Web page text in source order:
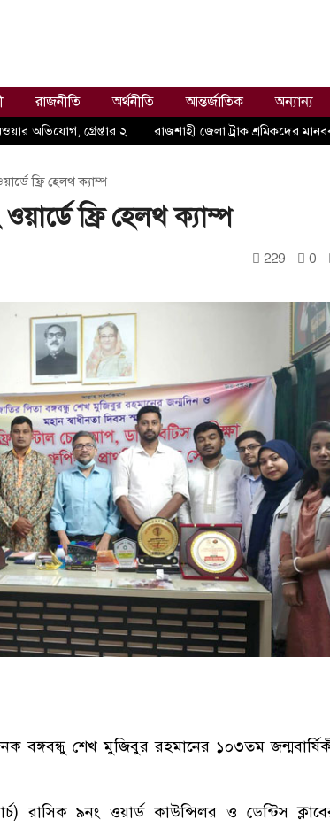
রাজনীতি অর্থনীতি আন্তর্জাতিক অন্যান্য
অভিযোগ, গ্রেপ্তার ২ রাজশাহী জেলা ট্রাক শ্রমিকদের
ফ্রি হেলথ ক্যাম্প
ফ্রি হেলথ ক্যাম্প
229 0
বঙ্গবন্ধু শেখ মুজিবুর রহমানের ১০৩তম
রাসিক ৯নং ওয়ার্ড কাউন্সিলর ও ডেন্টিস